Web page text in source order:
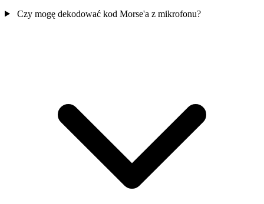
Czy mogę dekodować kod Morse'a z mikrofonu?